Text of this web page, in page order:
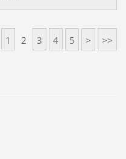
1 2 3 4 5 > >>